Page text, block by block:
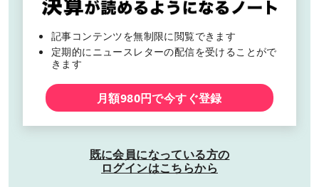
記事コンテンツを無制限に閲覧できます
定期的にニュースレターの配信を受けることがで
きます
月額980円で今すぐ登録
既に会員になっている方の
ログインはこちらから